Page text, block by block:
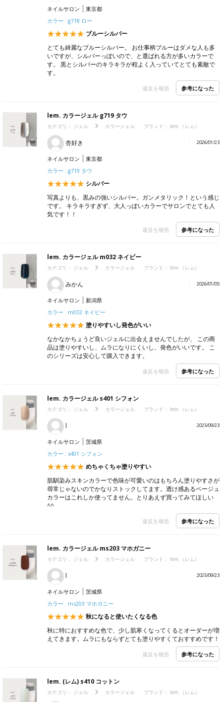
ネイルサロン
東京都
カラー : g718 ロー
ブルーシルバー
とても綺麗なブルーシルバー。 お仕事柄ブルーはダメな人も多
いですが、シルバーっぽいので、と選ばれる方が多いカラーで
す。 黒とシルバーのキラキラが程よく入っていてとても素敵で
す。
違反を報告 参考になった
lem. カラージェル g719 タウ
カテゴリ： ジェル カラージェル ブランド： lem.（レム）
杏好き 2026/01/23
ネイルサロン
東京都
カラー : g719 タウ
シルバー
写真よりも、黒みの強いシルバー。ガンメタリック！という感じ
です。 キラキラすぎず、大人っぽいカラーでサロンでとても人
気です！！
違反を報告 参考になった
lem. カラージェル m032 ネイビー
カテゴリ： ジェル カラージェル ブランド： lem.（レム）
みかん 2026/01/05
ネイルサロン
新潟県
カラー : m032 ネイビー
塗りやすいし発色がいい
なかなかちょうど良いジェルに出会えませんでしたが、 この商
品は塗りやすいし、ムラになりにくいし、発色がいいです。 こ
のシリーズは安心して購入できます。
違反を報告 参考になった
lem. カラージェル s401 シフォン
カテゴリ： ジェル カラージェル ブランド： lem.（レム）
l 2025/09/23
ネイルサロン
茨城県
カラー : s401 シフォン
めちゃくちゃ塗りやすい
肌馴染みスキンカラーで色味が可愛いのはもちろん塗りやすさが
尋常じゃないのでかなりストックしてます。透け感あるベージュ
カラーはこれしか使ってません。とりあえず買ってみてほしい
^^
違反を報告 参考になった
lem. カラージェル ms203 マホガニー
カテゴリ： ジェル カラージェル ブランド： lem.（レム）
l 2025/09/23
ネイルサロン
茨城県
カラー : ms203 マホガニー
秋になると使いたくなる色
秋に特におすすめな色で、少し肌寒くなってくるとオーダーが増
えてきます。ムラにもならずとても塗りやすくておすすめです！
違反を報告 参考になった
lem. (レム) s410 コットン
カテゴリ： ジェル カラージェル ブランド： lem.（レム）